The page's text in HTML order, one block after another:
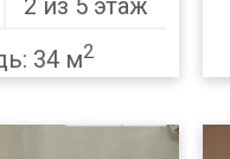
2 из 5 этаж
34 м2